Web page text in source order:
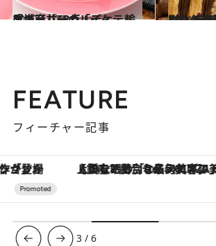
2020.11.25
成城石井、カルディ… 輸入スーパーの「イケテル手土産」68点
グルメ 贈りもの賢者3人が辿り着いた デザインも
グルメ
FEATURE
フィーチャー記事
【銀座で出合う最旬美容】美髪ケアや上質な眠り…セルフケアのアップデートから、特別な名入れギフトまで。大人のための「ReFa GINZA」ク
3 /6